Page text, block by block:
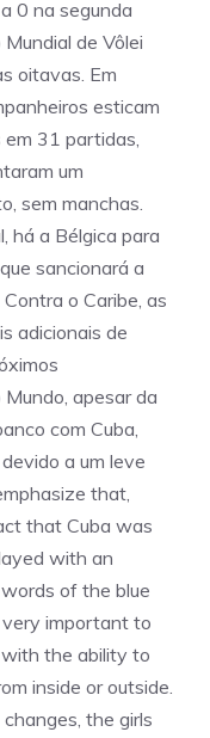
0 na segunda
de Vôlei
oitavas. Em
esticam
31 partidas,
um
sem manchas.
há a Bélgica para
sancionará a
o Caribe, as
adicionais de
apesar da
com Cuba,
a um leve
that,
that Cuba was
with an
of the blue
very important to
the ability to
inside or outside.
the girls